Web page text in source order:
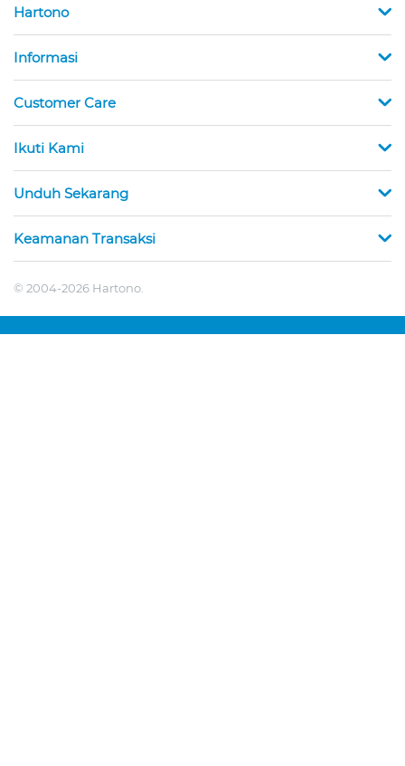
Hartono
Informasi
Customer Care
Ikuti Kami
Unduh Sekarang
Keamanan Transaksi
© 2004-2026 Hartono.